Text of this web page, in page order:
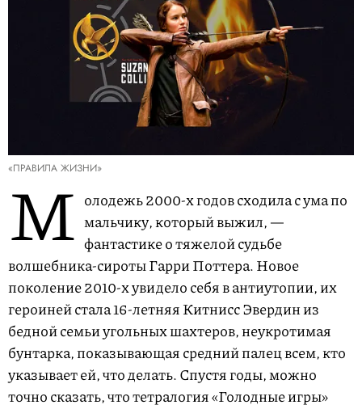
«ПРАВИЛА ЖИЗНИ»
М олодежь 2000-х годов сходила с ума по
мальчику, который выжил, —
фантастике о тяжелой судьбе
волшебника-сироты Гарри Поттера. Новое
поколение 2010-х увидело себя в антиутопии, их
героиней стала 16-летняя Китнисс Эвердин из
бедной семьи угольных шахтеров, неукротимая
бунтарка, показывающая средний палец всем, кто
указывает ей, что делать. Спустя годы, можно
точно сказать, что тетралогия «Голодные игры»